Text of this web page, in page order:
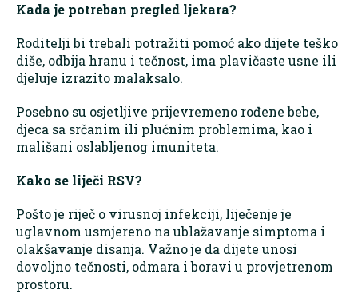
Kada je potreban pregled ljekara?
Roditelji bi trebali potražiti pomoć ako dijete teško
diše, odbija hranu i tečnost, ima plavičaste usne ili
djeluje izrazito malaksalo.
Posebno su osjetljive prijevremeno rođene bebe,
djeca sa srčanim ili plućnim problemima, kao i
mališani oslabljenog imuniteta.
Kako se liječi RSV?
Pošto je riječ o virusnoj infekciji, liječenje je
uglavnom usmjereno na ublažavanje simptoma i
olakšavanje disanja. Važno je da dijete unosi
dovoljno tečnosti, odmara i boravi u provjetrenom
prostoru.